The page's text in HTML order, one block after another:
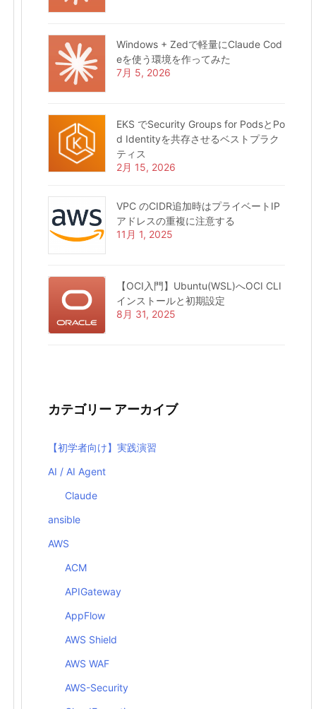
Windows + Zedで軽量にClaude Cod
eを使う環境を作ってみた
7月 5, 2026
EKS でSecurity Groups for PodsとPo
d Identityを共存させるベストプラク
ティス
2月 15, 2026
VPC のCIDR追加時はプライベートIP
アドレスの重複に注意する
11月 1, 2025
【OCI入門】Ubuntu(WSL)へOCI CLI
インストールと初期設定
8月 31, 2025
カテゴリー アーカイブ
【初学者向け】実践演習
AI / AI Agent
Claude
ansible
AWS
ACM
APIGateway
AppFlow
AWS Shield
AWS WAF
AWS-Security